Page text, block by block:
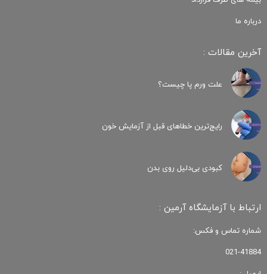
درباره ما
آخرین مقالات :
علت ورم پا چیست؟
رایج‌ترین خطاهای قبل از آزمایش خون
کبودی‌ بی‌دلیل روی بدن
ارتباط با آزمایشگاه آرمین :
شماره تماس و فکس:
021-41884